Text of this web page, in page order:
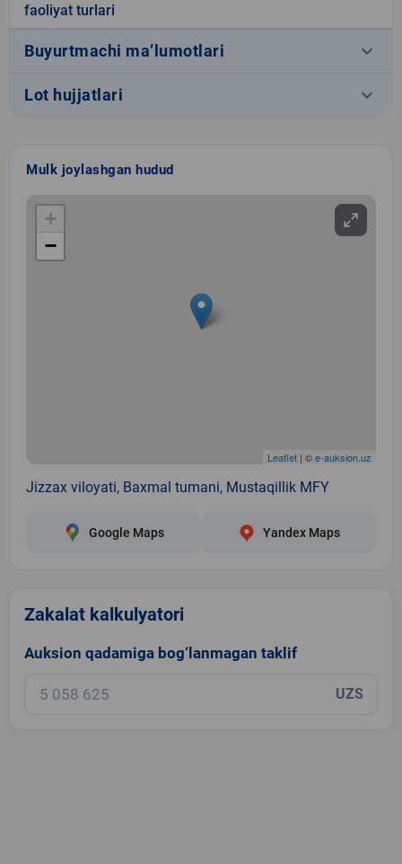
faoliyat turlari
Buyurtmachi ma’lumotlari keyboard_arrow_down
Lot hujjatlari keyboard_arrow_down
Mulk joylashgan hudud
+
−
Leaflet | ©e-auksion.uz
Jizzax viloyati, Baxmal tumani, Mustaqillik MFY
Google Maps Yandex Maps
Zakalat kalkulyatori
Auksion qadamiga bog‘lanmagan taklif
UZS